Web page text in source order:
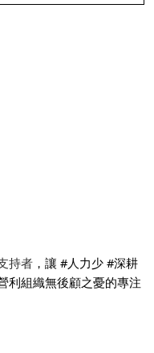
持者 ，讓 #人力少 #深耕
利組織無後顧之憂的專注